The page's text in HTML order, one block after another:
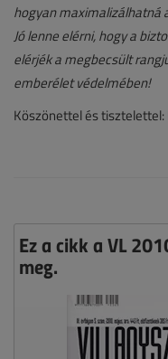
hogyan maximalizálhatná
Jó lenne elérni, hogy a
elérjék a megbecsült
emberélet védelmében!
Köszönettel és tisztelettel:
Ez a cikk a VL
meg.